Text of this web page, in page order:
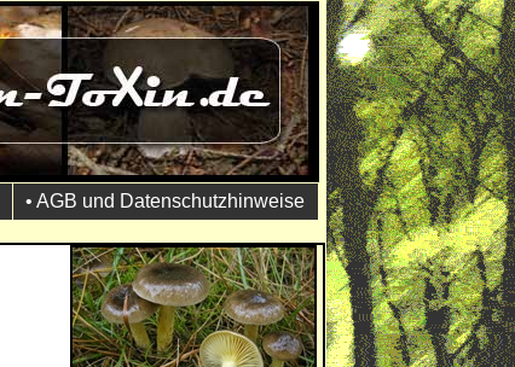
• AGB und Datenschutzhinweise